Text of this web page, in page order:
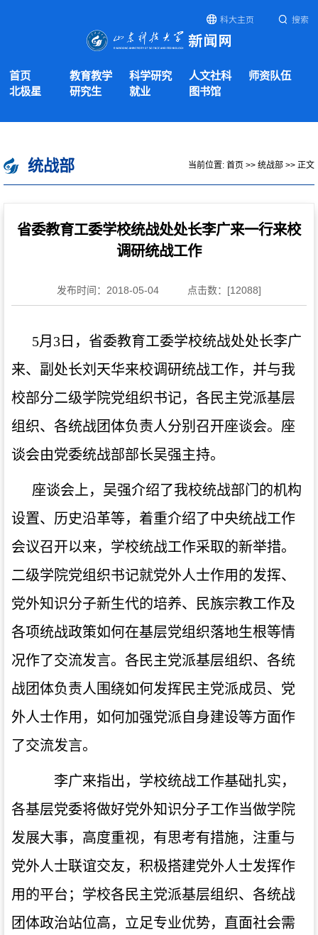
科大主页 搜索
首页 教育教学 科学研究 人文社科
师资队伍
北极星
研究生 就业 图书馆
统战部 当前位置: 首页 >> 统战部 >> 正文
省委教育工委学校统战处处长李广来一行来校
调研统战工作
发布时间：2018-05-04 点击数：[12088]
5月3日，省委教育工委学校统战处处长李广
来、副处长刘天华来校调研统战工作，并与我
校部分二级学院党组织书记，各民主党派基层
组织、各统战团体负责人分别召开座谈会。座
谈会由党委统战部部长吴强主持。
座谈会上，吴强介绍了我校统战部门的机构
设置、历史沿革等，着重介绍了中央统战工作
会议召开以来，学校统战工作采取的新举措。
二级学院党组织书记就党外人士作用的发挥、
党外知识分子新生代的培养、民族宗教工作及
各项统战政策如何在基层党组织落地生根等情
况作了交流发言。各民主党派基层组织、各统
战团体负责人围绕如何发挥民主党派成员、党
外人士作用，如何加强党派自身建设等方面作
了交流发言。
李广来指出，学校统战工作基础扎实，
各基层党委将做好党外知识分子工作当做学院
发展大事，高度重视，有思考有措施，注重与
党外人士联谊交友，积极搭建党外人士发挥作
用的平台；学校各民主党派基层组织、各统战
团体政治站位高，立足专业优势，直面社会需